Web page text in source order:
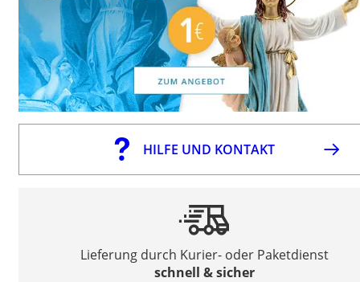
HILFE UND KONTAKT
Lieferung durch Kurier- oder Paketdienst
schnell & sicher